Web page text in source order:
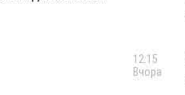
12:15
Вчора